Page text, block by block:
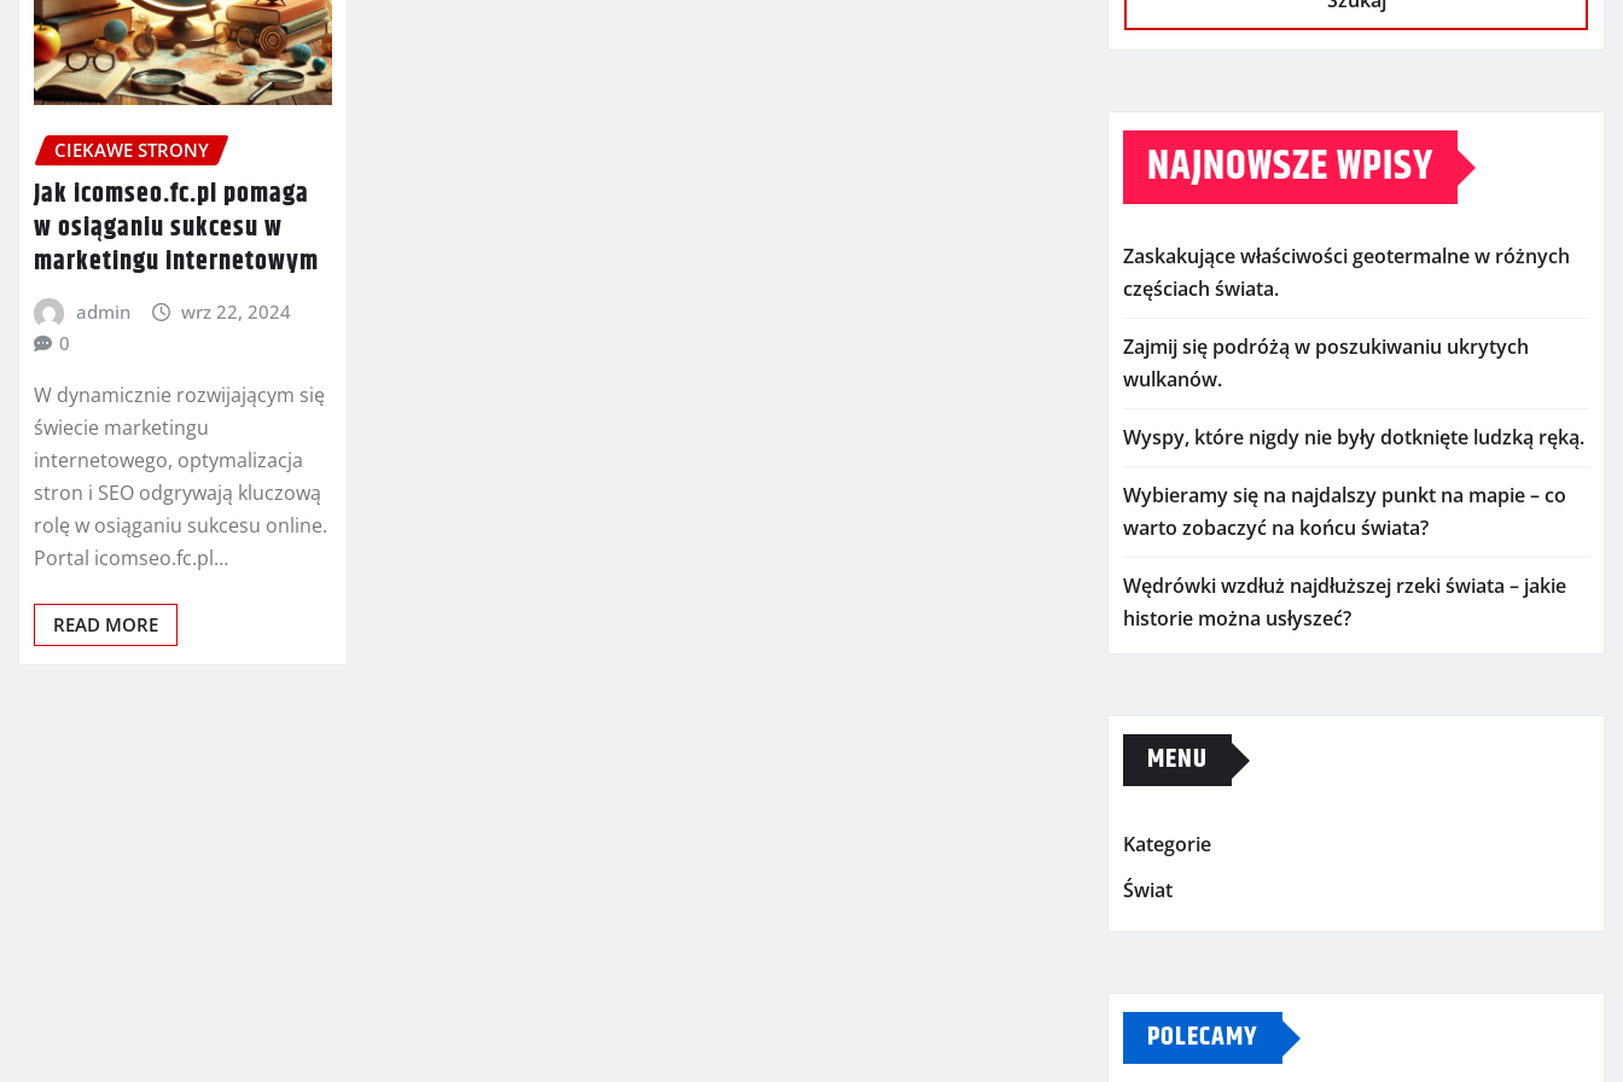
CIEKAWE STRONY
Jak icomseo.fc.pl pomaga
w osiąganiu sukcesu w
marketingu internetowym
admin
wrz 22, 2024
0
W dynamicznie rozwijającym się
świecie marketingu
internetowego, optymalizacja
stron i SEO odgrywają kluczową
rolę w osiąganiu sukcesu online.
Portal icomseo.fc.pl…
READ MORE
NAJNOWSZE WPISY
Zaskakujące właściwości geotermalne w różnych
częściach świata.
Zajmij się podróżą w poszukiwaniu ukrytych
wulkanów.
Wyspy, które nigdy nie były dotknięte ludzką ręką.
Wybieramy się na najdalszy punkt na mapie – co
warto zobaczyć na końcu świata?
Wędrówki wzdłuż najdłuższej rzeki świata – jakie
historie można usłyszeć?
MENU
Kategorie
Świat
POLECAMY